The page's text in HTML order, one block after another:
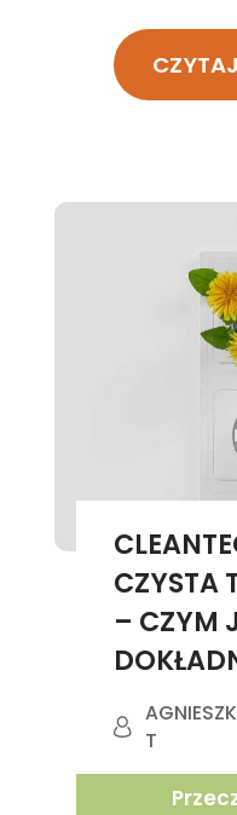
CZYSTA
– CZYM
T